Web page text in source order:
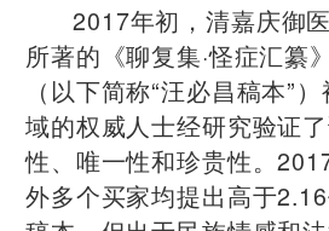
2017年初，清嘉庆御
所著的《聊复集·怪症汇纂
（以下简称“汪必昌稿本”
域的权威人士经研究验证
性、唯一性和珍贵性。
外多个买家均提出高于